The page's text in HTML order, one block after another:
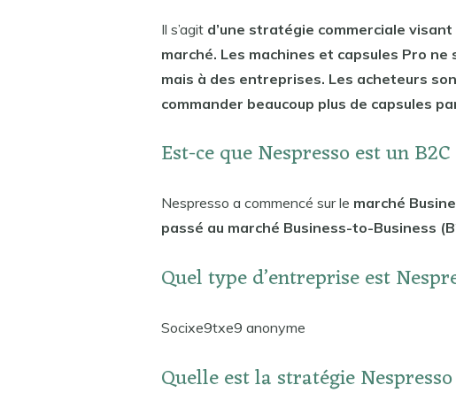
Il s’agit d’une stratégie commerciale
marché. Les machines et capsules Pro
mais à des entreprises. Les acheteurs
commander beaucoup plus de capsules
Est-ce que Nespresso est un B2C
Nespresso a commencé sur le marché
passé au marché Business-to-Business
Quel type d’entreprise est
Socixe9txe9 anonyme
Quelle est la stratégie